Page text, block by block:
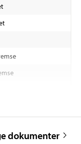
mmdokumenter